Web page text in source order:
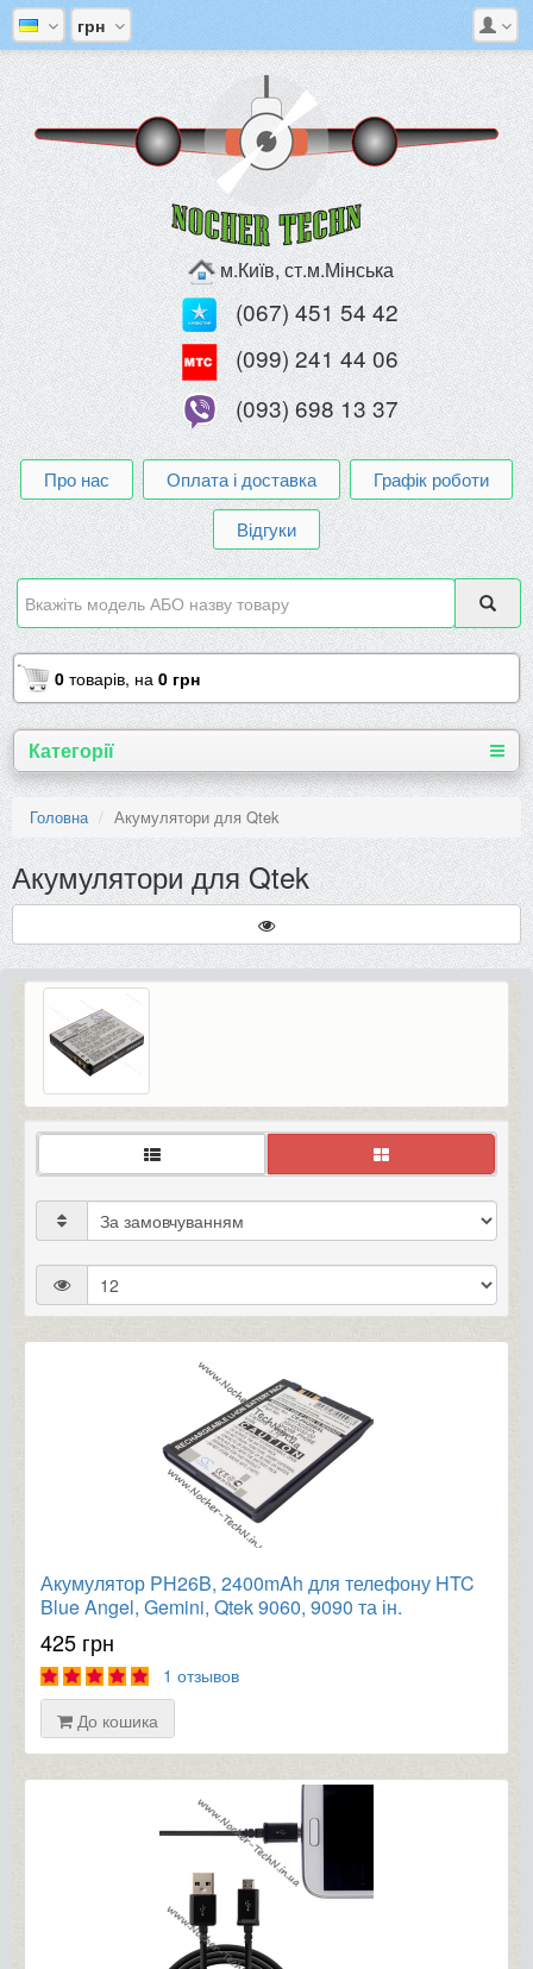
грн
м.Київ, ст.м.Мінська
(067) 451 54 42
(099) 241 44 06
(093) 698 13 37
Про нас Оплата і доставка
Графік роботи
Відгуки
0 товарів, на 0 грн
Категорії
Головна Акумулятори для Qtek
Акумулятори для Qtek
Акумулятор PH26B, 2400mAh для телефону HTC
Blue Angel, Gemini, Qtek 9060, 9090 та ін.
425 грн
1 отзывов
До кошика